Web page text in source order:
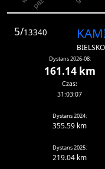
5/13340
Dystans 2026-08:
161.14 km
Czas:
31:03:07
Dystans 2024:
355.59 km
Dystans 2025:
219.04 km